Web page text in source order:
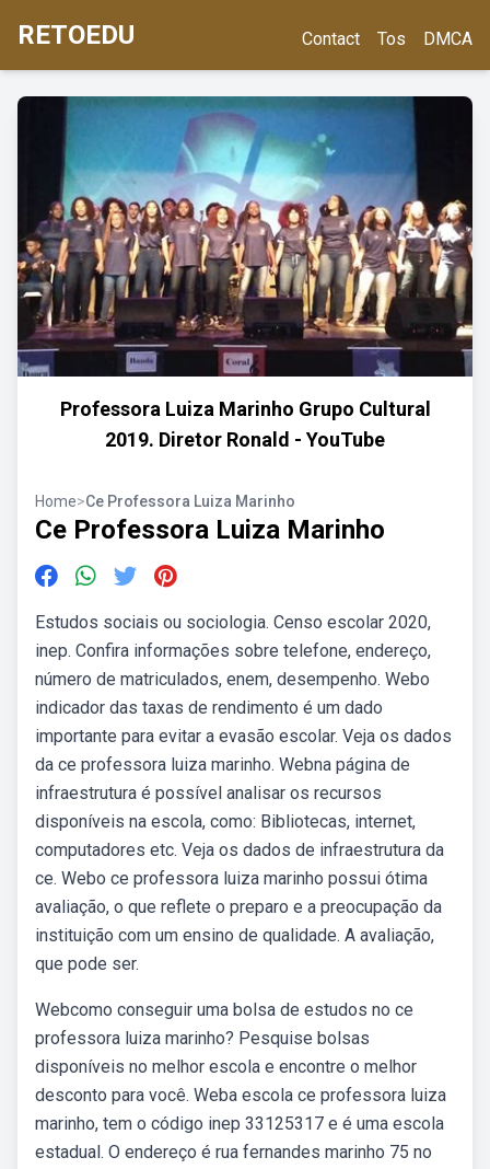
RETOEDU Contact Tos DMCA
Professora Luiza Marinho Grupo Cultural
2019. Diretor Ronald - YouTube
Home>Ce Professora Luiza Marinho
Ce Professora Luiza Marinho
Estudos sociais ou sociologia. Censo escolar 2020,
inep. Confira informações sobre telefone, endereço,
número de matriculados, enem, desempenho. Webo
indicador das taxas de rendimento é um dado
importante para evitar a evasão escolar. Veja os dados
da ce professora luiza marinho. Webna página de
infraestrutura é possível analisar os recursos
disponíveis na escola, como: Bibliotecas, internet,
computadores etc. Veja os dados de infraestrutura da
ce. Webo ce professora luiza marinho possui ótima
avaliação, o que reflete o preparo e a preocupação da
instituição com um ensino de qualidade. A avaliação,
que pode ser.
Webcomo conseguir uma bolsa de estudos no ce
professora luiza marinho? Pesquise bolsas
disponíveis no melhor escola e encontre o melhor
desconto para você. Weba escola ce professora luiza
marinho, tem o código inep 33125317 e é uma escola
estadual. O endereço é rua fernandes marinho 75 no